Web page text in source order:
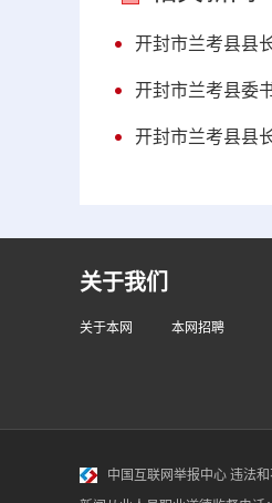
开封市兰考县县
开封市兰考县委
开封市兰考县县
关于我们
关于本网 本网招聘
中国互联网举报中心 违法